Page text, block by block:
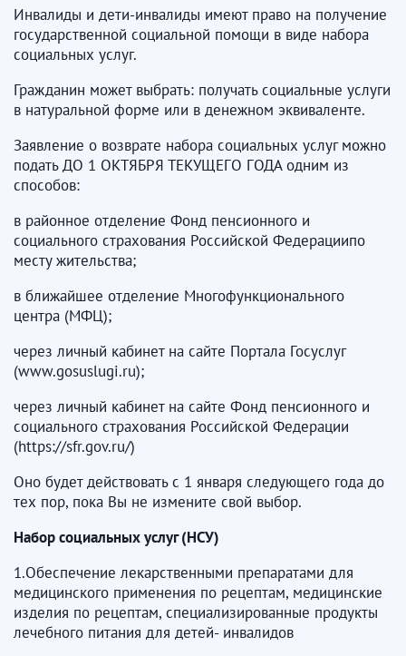
Инвалиды и дети-инвалиды имеют право на получение
государственной социальной помощи в виде набора
социальных услуг.
Гражданин может выбрать: получать социальные услуги
в натуральной форме или в денежном эквиваленте.
Заявление о возврате набора социальных услуг можно
подать ДО 1 ОКТЯБРЯ ТЕКУЩЕГО ГОДА одним из
способов:
в районное отделение Фонд пенсионного и
социального страхования Российской Федерациипо
месту жительства;
в ближайшее отделение Многофункционального
центра (МФЦ);
через личный кабинет на сайте Портала Госуслуг
(www.gosuslugi.ru);
через личный кабинет на сайте Фонд пенсионного и
социального страхования Российской Федерации
(https://sfr.gov.ru/)
Оно будет действовать с 1 января следующего года до
тех пор, пока Вы не измените свой выбор.
Набор социальных услуг (НСУ)
1.Обеспечение лекарственными препаратами для
медицинского применения по рецептам, медицинские
изделия по рецептам, специализированные продукты
лечебного питания для детей- инвалидов